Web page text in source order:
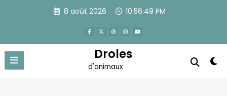
8 août 2026 10:56:49 PM
Droles
d'animaux